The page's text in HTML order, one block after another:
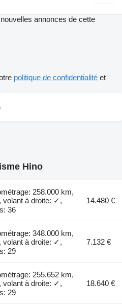
annonces de cette
politique de confidentialité et
Hino
258.000 km,
volant à droite: ✓,
36
14.480 €
348.000 km,
volant à droite: ✓,
29
7.132 €
255.652 km,
volant à droite: ✓,
29
18.640 €